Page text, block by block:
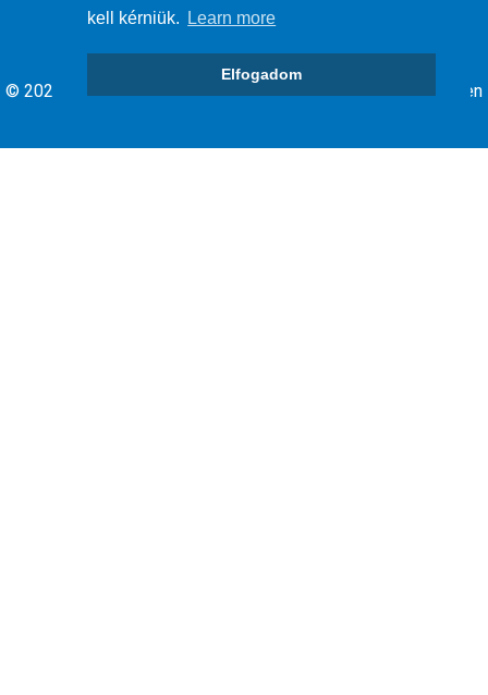
kell kérniük.
Learn more
Elfogadom
© 2026 Debrecen Megyei jogú Város Önkormányzata - Minden